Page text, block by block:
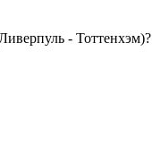
- Тоттенхэм)?